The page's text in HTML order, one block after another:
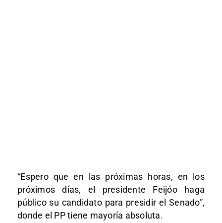
“Espero que en las próximas horas, en los
próximos días, el presidente Feijóo haga
público su candidato para presidir el Senado”,
donde el PP tiene mayoría absoluta.